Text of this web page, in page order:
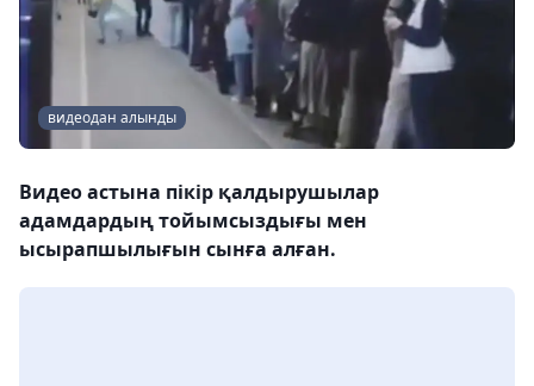
видеодан алынды
Видео астына пікір қалдырушылар
адамдардың тойымсыздығы мен
ысырапшылығын сынға алған.